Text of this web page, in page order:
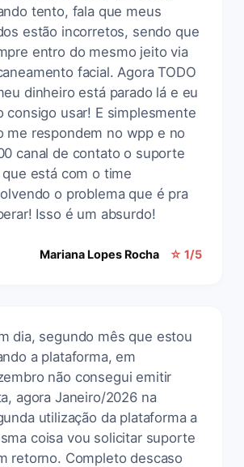
tento, fala que meus
estão incorretos, sendo que
entro do mesmo jeito via
facial. Agora TODO
dinheiro está parado lá e eu
consigo usar! E simplesmente
me respondem no wpp e no
canal de contato o suporte
que está com o time
o problema que é pra
Isso é um absurdo!
Mariana Lopes Rocha ☆ 1/5
dia, segundo mês que estou
a plataforma, em
não consegui emitir
agora Janeiro/2026 na
utilização da plataforma a
coisa vou solicitar suporte
retorno. Completo descaso